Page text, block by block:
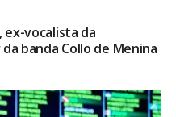
vocalista da
banda Collo de Menina